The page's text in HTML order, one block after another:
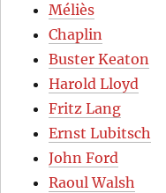
Méliès
Chaplin
Buster Keaton
Harold Lloyd
Fritz Lang
Ernst Lubitsch
John Ford
Raoul Walsh